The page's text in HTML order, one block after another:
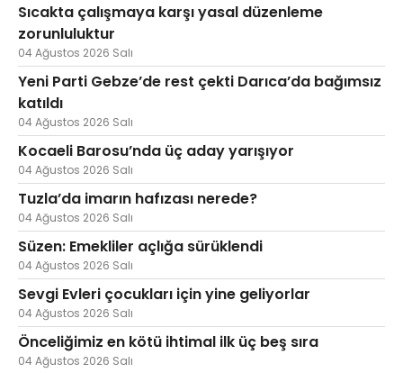
Sıcakta çalışmaya karşı yasal düzenleme
zorunluluktur
04 Ağustos 2026 Salı
Yeni Parti Gebze’de rest çekti Darıca’da bağımsız
katıldı
04 Ağustos 2026 Salı
Kocaeli Barosu’nda üç aday yarışıyor
04 Ağustos 2026 Salı
Tuzla’da imarın hafızası nerede?
04 Ağustos 2026 Salı
Süzen: Emekliler açlığa sürüklendi
04 Ağustos 2026 Salı
Sevgi Evleri çocukları için yine geliyorlar
04 Ağustos 2026 Salı
Önceliğimiz en kötü ihtimal ilk üç beş sıra
04 Ağustos 2026 Salı